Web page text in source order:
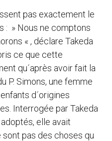
pas exactement le
: » Nous ne comptons
« , déclare Takeda
ce que cette
qu´après avoir fait la
P. Simons, une femme
d´origines
Interrogée par Takeda
elle avait
pas des choses qu